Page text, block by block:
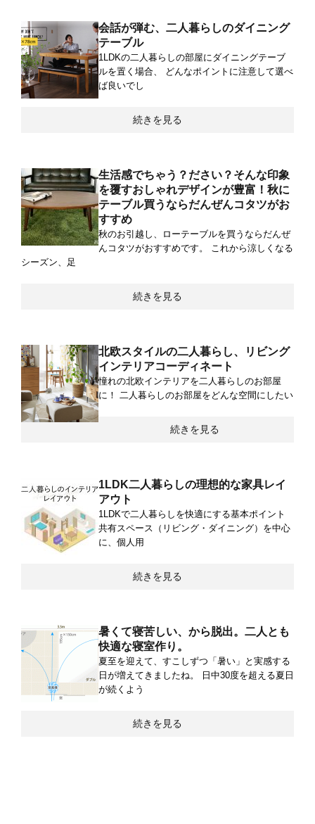
会話が弾む、二人暮らしのダイニング
テーブル
1LDKの二人暮らしの部屋にダイニングテーブ
ルを置く場合、 どんなポイントに注意して選べ
ば良いでし
続きを見る
生活感でちゃう？ださい？そんな印象
を覆すおしゃれデザインが豊富！秋に
テーブル買うならだんぜんコタツがお
すすめ
秋のお引越し、ローテーブルを買うならだんぜ
んコタツがおすすめです。 これから涼しくなる
シーズン、足
続きを見る
北欧スタイルの二人暮らし、リビング
インテリアコーディネート
憧れの北欧インテリアを二人暮らしのお部屋
に！ 二人暮らしのお部屋をどんな空間にしたい
続きを見る
1LDK二人暮らしの理想的な家具レイ
アウト
1LDKで二人暮らしを快適にする基本ポイント
共有スペース（リビング・ダイニング）を中心
に、個人用
続きを見る
暑くて寝苦しい、から脱出。二人とも
快適な寝室作り。
夏至を迎えて、すこしずつ「暑い」と実感する
日が増えてきましたね。 日中30度を超える夏日
が続くよう
続きを見る